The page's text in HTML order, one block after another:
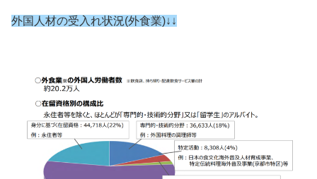
外国人材の受入れ状況(外食業)↓↓